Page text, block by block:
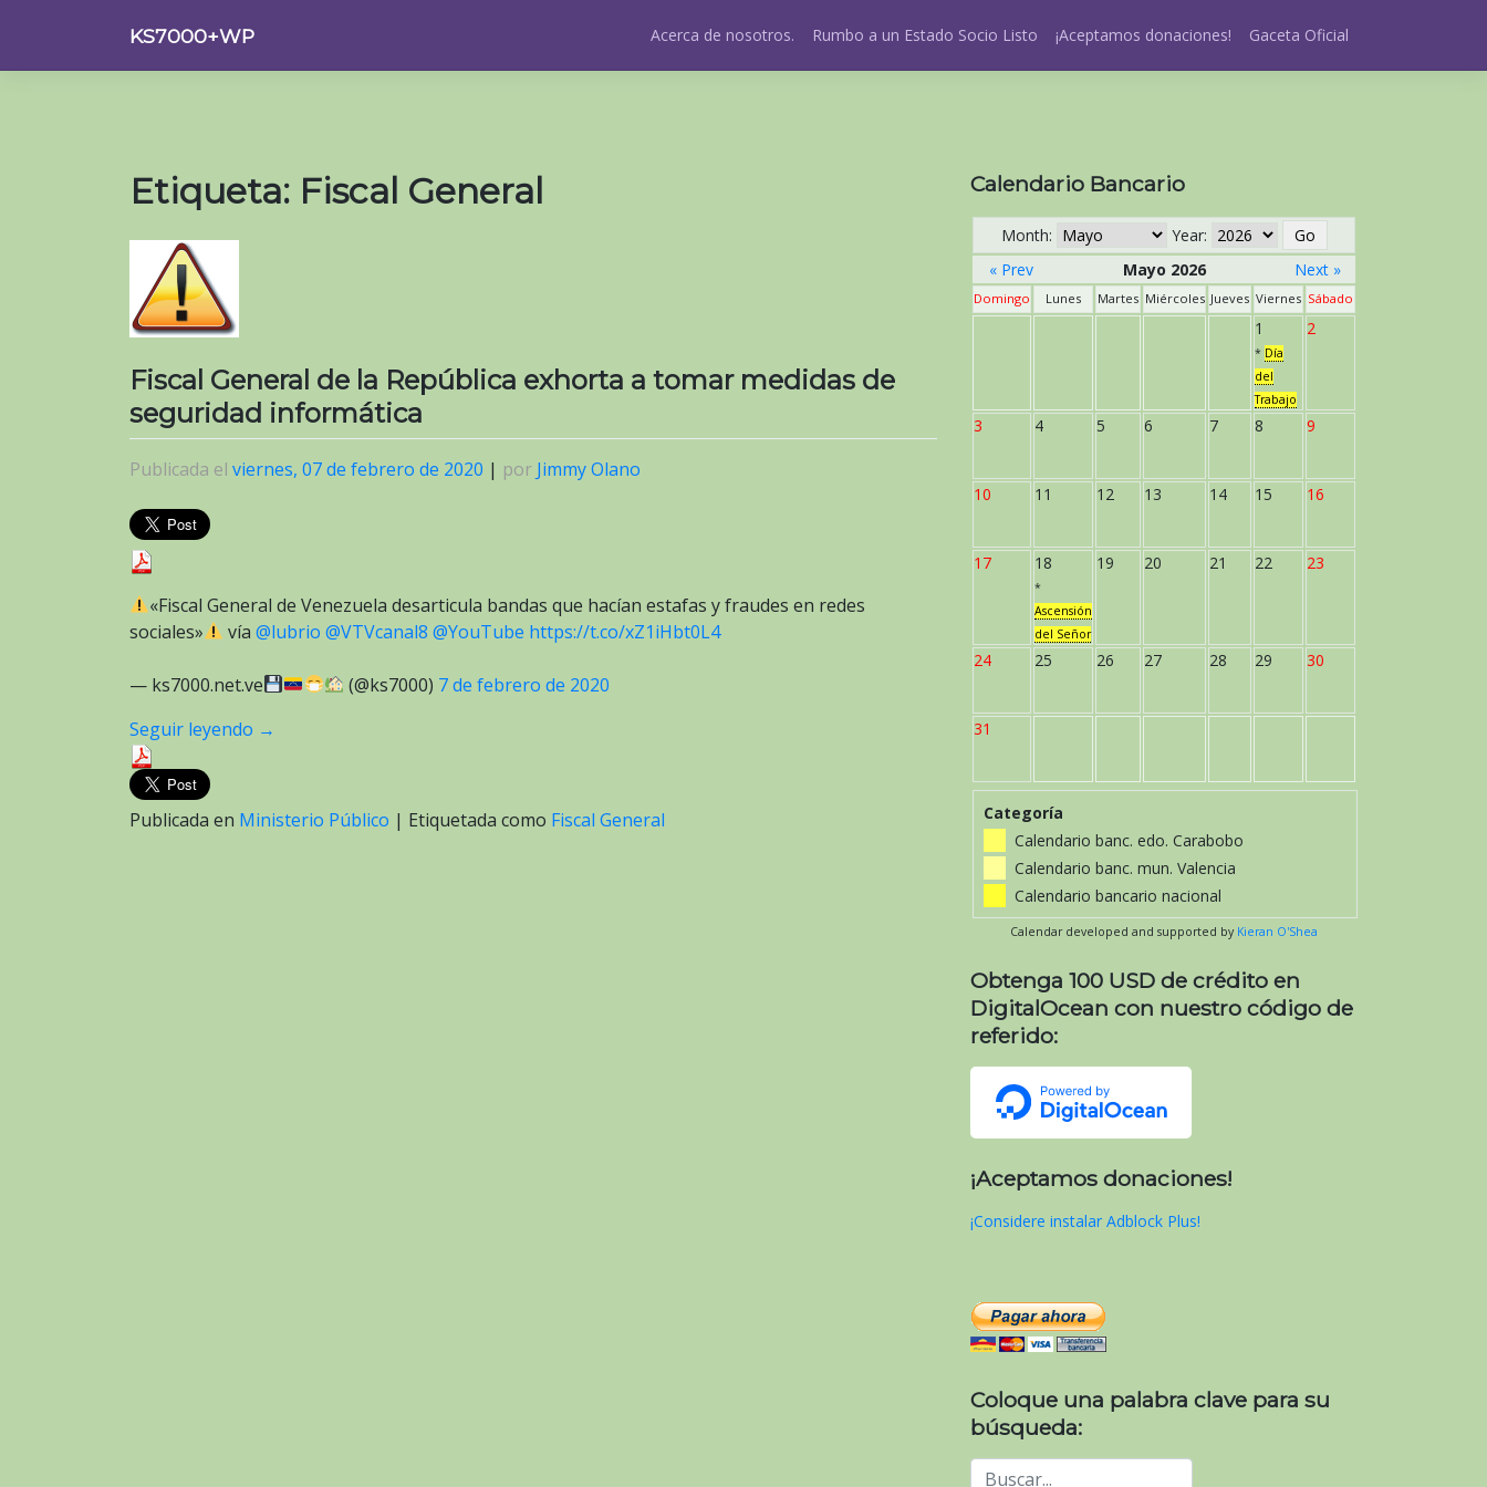
contenido
KS7000+WP Acerca de nosotros. Rumbo a un Estado Socio Listo ¡Aceptamos donaciones! Gaceta Oficial
Etiqueta: Fiscal General
Fiscal General de la República exhorta a tomar medidas de
seguridad informática
Publicada el viernes, 07 de febrero de 2020 | por Jimmy Olano
«Fiscal General de Venezuela desarticula bandas que hacían estafas y fraudes en redes
sociales»
vía@lubrio @VTVcanal8 @YouTube https://t.co/xZ1iHbt0L4
— ks7000.net.ve (@ks7000) 7 de febrero de 2020
Seguir leyendo →
Publicada en Ministerio Público | Etiquetada como Fiscal General
Calendario Bancario
Month:
Year:
« Prev
Mayo 2026 Next »
Domingo Lunes Martes Miércoles Jueves Viernes Sábado
1
* Día
del
Trabajo
2
3 4 5 6 7 8 9
10 11 12 13 14 15 16
17 18
*
Ascensión
del Señor
19 20 21 22 23
24 25 26 27 28 29 30
31
Categoría
Calendario banc. edo. Carabobo
Calendario banc. mun. Valencia
Calendario bancario nacional
Calendar developed and supported by Kieran O'Shea
Obtenga 100 USD de crédito en
DigitalOcean con nuestro código de
referido:
¡Aceptamos donaciones!
¡Considere instalar Adblock Plus!
Coloque una palabra clave para su
búsqueda: